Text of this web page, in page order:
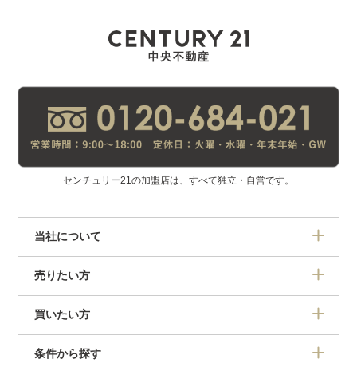
センチュリー21の加盟店は、すべて独立・自営です。
当社について
売りたい方
買いたい方
条件から探す